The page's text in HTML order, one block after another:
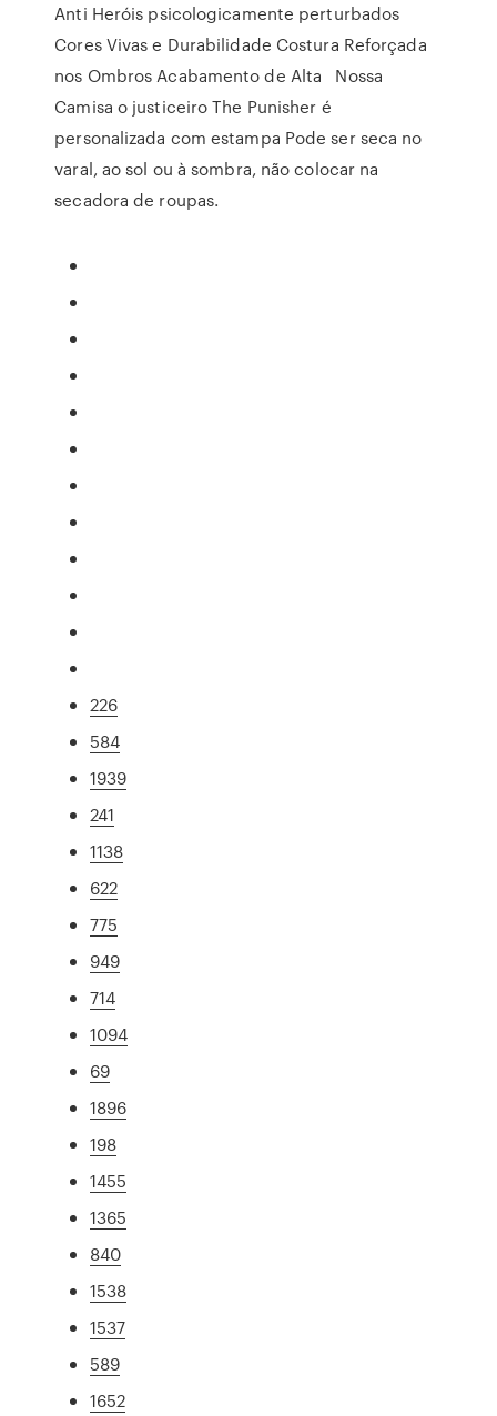
Anti Heróis psicologicamente perturbados
Cores Vivas e Durabilidade Costura Reforçada
nos Ombros Acabamento de Alta Nossa
Camisa o justiceiro The Punisher é
personalizada com estampa Pode ser seca no
varal, ao sol ou à sombra, não colocar na
secadora de roupas.
226
584
1939
241
1138
622
775
949
714
1094
69
1896
198
1455
1365
840
1538
1537
589
1652